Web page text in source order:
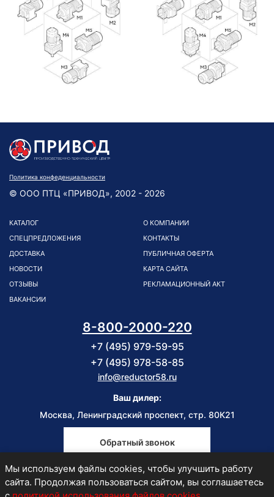
Политика конфеденциальности
© ООО ПТЦ «ПРИВОД», 2002 - 2026
КАТАЛОГ
СПЕЦПРЕДЛОЖЕНИЯ
ДОСТАВКА
НОВОСТИ
ОТЗЫВЫ
ВАКАНСИИ
О КОМПАНИИ
КОНТАКТЫ
ПУБЛИЧНАЯ ОФЕРТА
КАРТА САЙТА
РЕКЛАМАЦИОННЫЙ АКТ
8-800-2000-220
+7 (495) 979-59-95
+7 (495) 978-58-85
info@reductor58.ru
Ваш дилер:
Москва, Ленинградский проспект, стр. 80К21
Обратный звонок
Пн-Пт
9:00-18:00
Мы используем файлы cookies, чтобы улучшить работу
сайта. Продолжая пользоваться сайтом, вы соглашаетесь